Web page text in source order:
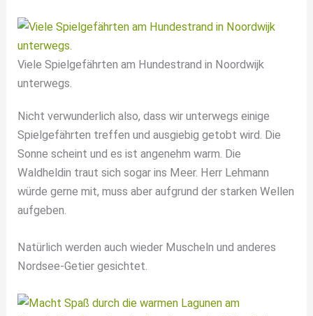
Viele Spielgefährten am Hundestrand in Noordwijk
unterwegs.
Nicht verwunderlich also, dass wir unterwegs einige
Spielgefährten treffen und ausgiebig getobt wird. Die
Sonne scheint und es ist angenehm warm. Die
Waldheldin traut sich sogar ins Meer. Herr Lehmann
würde gerne mit, muss aber aufgrund der starken Wellen
aufgeben.
Natürlich werden auch wieder Muscheln und anderes
Nordsee-Getier gesichtet.